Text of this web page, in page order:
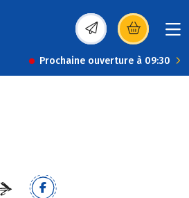
(s’ouvre dans une
Prochaine ouverture à 09:30